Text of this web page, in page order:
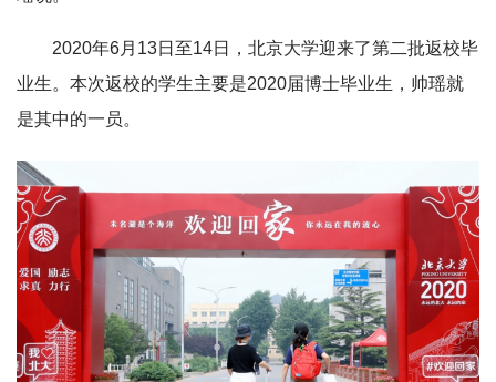
2020年6月13日至14日，北京大学迎来了第二批返校毕
业生。本次返校的学生主要是2020届博士毕业生，帅瑶就
是其中的一员。